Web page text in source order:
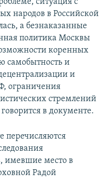
народов в Российской
а безнаказанные
политика Москвы
коренных
самобытность и
и
ограничения
стремлений
в документе.
перечисляются
имевшие место в
Радой